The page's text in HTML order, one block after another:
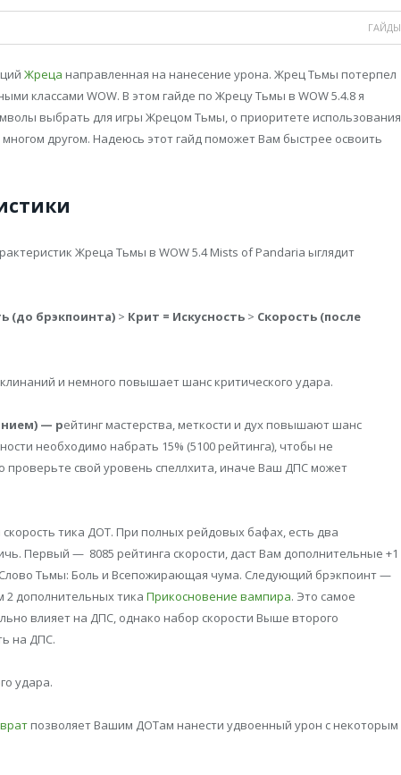
ГАЙДЫ
Жреца направленная на нанесение урона. Жрец Тьмы потерпел
классами WOW. В этом гайде по Жрецу Тьмы в WOW 5.4.8 я
выбрать для игры Жрецом Тьмы, о приоритете использования
другом. Надеюсь этот гайд поможет Вам быстрее освоить
Жреца Тьмы в WOW 5.4 Mists of Pandaria ыглядит
(до брэкпоинта) > Крит = Искусность > Скорость (после
и немного повышает шанс критического удара.
— рейтинг мастерства, меткости и дух повышают шанс
необходимо набрать 15% (5100 рейтинга), чтобы не
проверьте свой уровень спеллхита, иначе Ваш ДПС может
тика ДОТ. При полных рейдовых бафах, есть два
Первый — 8085 рейтинга скорости, даст Вам дополнительные +1
Слово Тьмы: Боль и Всепожирающая чума. Следующий брэкпоинт —
2 дополнительных тика Прикосновение вампира. Это самое
влияет на ДПС, однако набор скорости Выше второго
на ДПС.
удара.
позволяет Вашим ДОТам нанести удвоенный урон с некоторым